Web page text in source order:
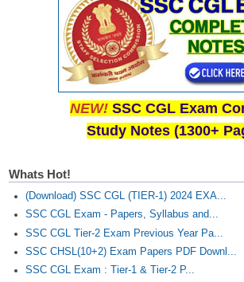
NEW! SSC CGL Exam
Study Notes (1300+
Whats Hot!
(Download) SSC CGL (TIER-1) 2024 EXA...
SSC CGL Exam - Papers, Syllabus and...
SSC CGL Tier-2 Exam Previous Year Pa...
SSC CHSL(10+2) Exam Papers PDF Downl...
SSC CGL Exam : Tier-1 & Tier-2 P...